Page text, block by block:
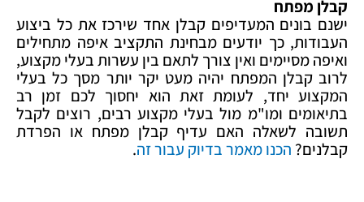
קבלן מפתח
ישנם בונים המעדיפים קבלן אחד שירכז את כל ביצוע
העבודות, כך יודעים מבחינת התקציב איפה מתחילים
ואיפה מסיימים ואין צורך לתאם בין עשרות בעלי מקצוע,
לרוב קבלן המפתח יהיה מעט יקר יותר מסך כל בעלי
המקצוע יחד, לעומת זאת הוא יחסוך לכם זמן רב
בתיאומים ומו"מ מול בעלי מקצוע רבים, רוצים לקבל
תשובה לשאלה האם עדיף קבלן מפתח או הפרדת
קבלנים? הכנו מאמר בדיוק עבור זה.